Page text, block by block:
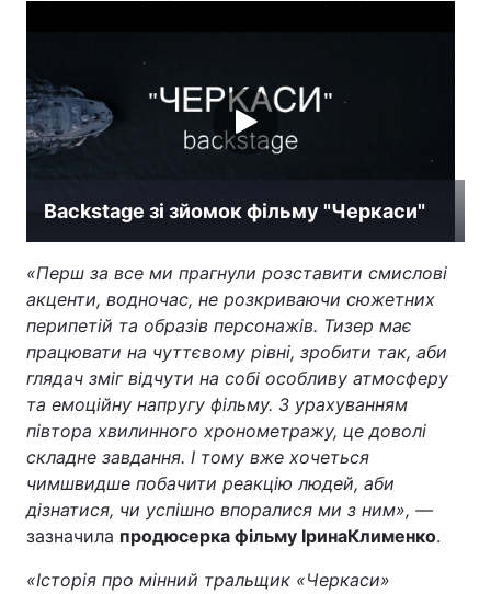
Спорт Наука
Зброя Інциденти
Цікавинки Погода
Екологія Регіони
Лонгріди
Відео з Youtube Статті
Інтерв'ю Думки
Backstage зі зйомок фільму "Черкаси"
«Перш за все ми прагнули розставити смислові
акценти, водночас, не розкриваючи сюжетних
перипетій та образів персонажів. Тизер має
працювати на чуттєвому рівні, зробити так, аби
глядач зміг відчути на собі особливу атмосферу
та емоційну напругу фільму. З урахуванням
півтора хвилинного хронометражу, це доволі
складне завдання. І тому вже хочеться
чимшвидше побачити реакцію людей, аби
дізнатися, чи успішно впоралися ми з ним», —
зазначила продюсерка фільму ІринаКлименко.
«Історія про мінний тральщик «Черкаси»